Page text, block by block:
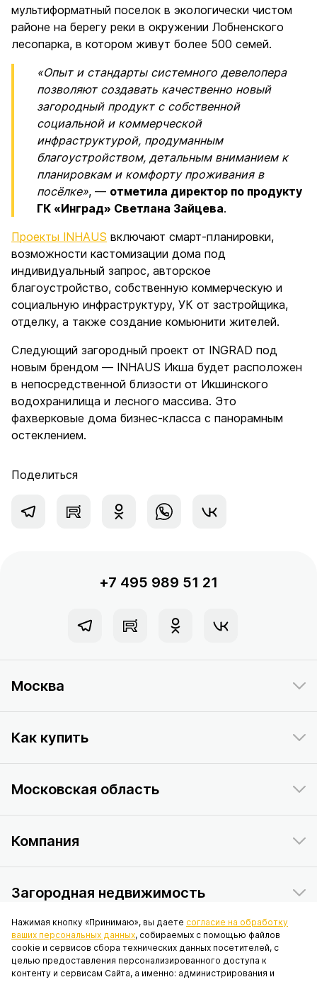
мультиформатный поселок в экологически чистом
районе на берегу реки в окружении Лобненского
лесопарка, в котором живут более 500 семей.
«Опыт и стандарты системного девелопера
позволяют создавать качественно новый
загородный продукт с собственной
социальной и коммерческой
инфраструктурой, продуманным
благоустройством, детальным вниманием к
планировкам и комфорту проживания в
посёлке», — отметила директор по продукту
ГК «Инград» Светлана Зайцева.
Проекты INHAUS включают смарт-планировки,
возможности кастомизации дома под
индивидуальный запрос, авторское
благоустройство, собственную коммерческую и
социальную инфраструктуру, УК от застройщика,
отделку, а также создание комьюнити жителей.
Следующий загородный проект от INGRAD под
новым брендом — INHAUS Икша будет расположен
в непосредственной близости от Икшинского
водохранилища и лесного массива. Это
фахверковые дома бизнес-класса с панорамным
остеклением.
Поделиться
+7 495 989 51 21
Москва
Как купить
Московская область
Компания
Загородная недвижимость
Данный интернет-сайт носит исключительно информационный
характер и ни при каких условиях не является публичной офертой,
определяемой положениями статьи 437 Гражданского кодекса
Нажимая кнопку «Принимаю», вы даете согласие на обработку
ваших персональных данных, собираемых с помощью файлов
cookie и сервисов сбора технических данных посетителей, с
целью предоставления персонализированного доступа к
контенту и сервисам Сайта, а именно: администрирования и